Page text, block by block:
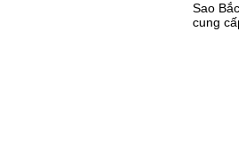
Sao
cung